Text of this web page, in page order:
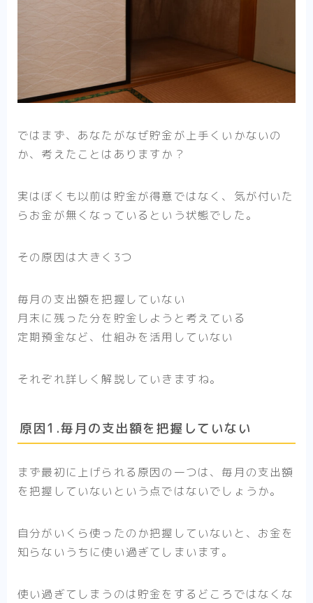
ではまず、あなたがなぜ貯金が上手くいかないの
か、考えたことはありますか？
実はぼくも以前は貯金が得意ではなく、気が付いた
らお金が無くなっているという状態でした。
その原因は大きく3つ
毎月の支出額を把握していない
月末に残った分を貯金しようと考えている
定期預金など、仕組みを活用していない
それぞれ詳しく解説していきますね。
原因1.毎月の支出額を把握していない
まず最初に上げられる原因の一つは、毎月の支出額
を把握していないという点ではないでしょうか。
自分がいくら使ったのか把握していないと、お金を
知らないうちに使い過ぎてしまいます。
使い過ぎてしまうのは貯金をするどころではなくな